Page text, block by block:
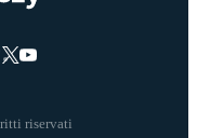
riservati